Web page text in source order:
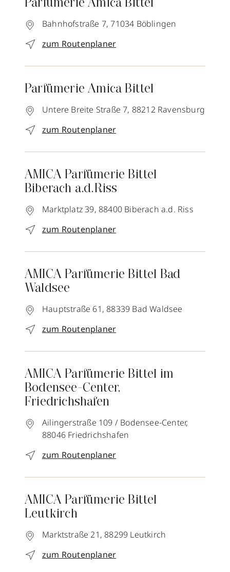
Parfümerie Amica Bittel
Bahnhofstraße 7, 71034 Böblingen
zum Routenplaner
Parfümerie Amica Bittel
Untere Breite Straße 7, 88212 Ravensburg
zum Routenplaner
AMICA Parfümerie Bittel
Biberach a.d.Riss
Marktplatz 39, 88400 Biberach a.d. Riss
zum Routenplaner
AMICA Parfümerie Bittel Bad
Waldsee
Hauptstraße 61, 88339 Bad Waldsee
zum Routenplaner
AMICA Parfümerie Bittel im
Bodensee-Center,
Friedrichshafen
Ailingerstraße 109 / Bodensee-Center,
88046 Friedrichshafen
zum Routenplaner
AMICA Parfümerie Bittel
Leutkirch
Marktstraße 21, 88299 Leutkirch
zum Routenplaner